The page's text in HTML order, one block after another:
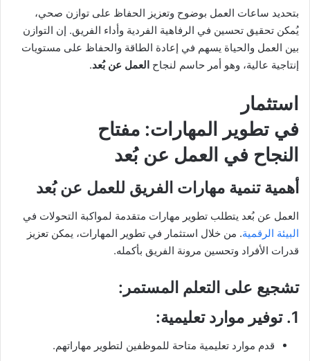
بتحديد ساعات العمل بوضوح وتعزيز الحفاظ على توازن صحي،
يُمكن تحقيق تحسين في الرفاهية الفردية وأداء الفريق. إن التوازن
بين العمل والحياة يسهم في إعادة الطاقة والحفاظ على مستويات
إنتاجية عالية، وهو أمر حاسم لنجاح العمل عن بُعد.
استثمار
في تطوير المهارات: مفتاح
النجاح في العمل عن بُعد
أهمية تنمية مهارات الفريق للعمل عن بُعد
العمل عن بُعد يتطلب تطوير مهارات متقدمة لمواكبة التحولات في
البيئة الرقمية. من خلال استثمار في تطوير المهارات، يمكن تعزيز
قدرات الأفراد وتحسين مرونة الفريق بأكمله.
تشجيع على التعلم المستمر:
1. توفير موارد تعليمية:
قدم موارد تعليمية متاحة للموظفين لتطوير مهاراتهم.